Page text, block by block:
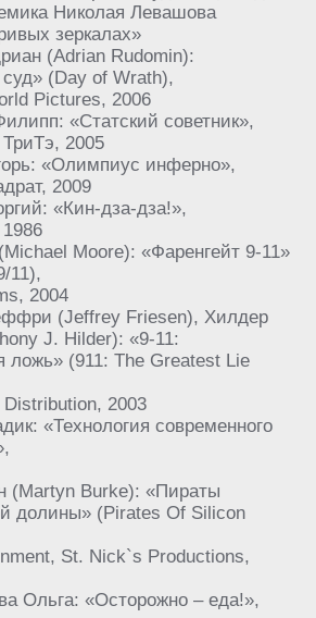
Николая Левашова
зеркалах»
(Adrian Rudomin):
(Day of Wrath),
Pictures, 2006
«Статский советник»,
2005
«Олимпиус инферно»,
2009
«Кин-дза-дза!»,
Moore): «Фаренгейт 9-11»
11),
2004
(Jeffrey Friesen), Хилдер
J. Hilder): «9-11:
ложь» (911: The Greatest Lie
2003
«Технология современного
(Martyn Burke): «Пираты
долины» (Pirates Of Silicon
St. Nick`s Productions,
Ольга: «Осторожно – еда!»,